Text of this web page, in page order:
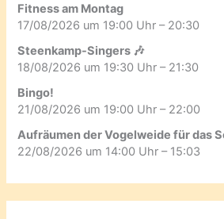
Fitness am Montag
17/08/2026 um 19:00 Uhr – 20:30
Steenkamp-Singers 🎶
18/08/2026 um 19:30 Uhr – 21:30
Bingo!
21/08/2026 um 19:00 Uhr – 22:00
Aufräumen der Vogelweide für das
22/08/2026 um 14:00 Uhr – 15:03